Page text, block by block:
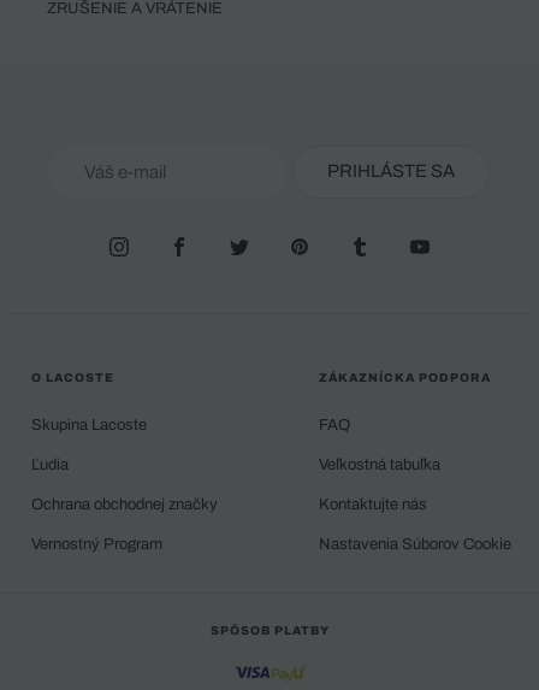
ZRUŠENIE A VRÁTENIE
PRIHLÁSTE SA
O LACOSTE
Skupina Lacoste
Ľudia
Ochrana obchodnej značky
Vernostný Program
ZÁKAZNÍCKA PODPORA
FAQ
Veľkostná tabuľka
Kontaktujte nás
Nastavenia Súborov Cookie
SPÔSOB PLATBY